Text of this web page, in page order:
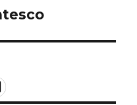
LinkedIn